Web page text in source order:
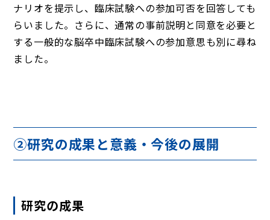
ナリオを提示し、臨床試験への参加可否を回答しても
らいました。さらに、通常の事前説明と同意を必要と
する一般的な脳卒中臨床試験への参加意思も別に尋ね
ました。
②研究の成果と意義・今後の展開
研究の成果